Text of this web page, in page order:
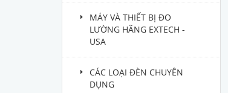
MÁY VÀ THIẾT BỊ ĐO
LƯỜNG HÃNG EXTECH -
USA
CÁC LOẠI ĐÈN CHUYÊN
DỤNG